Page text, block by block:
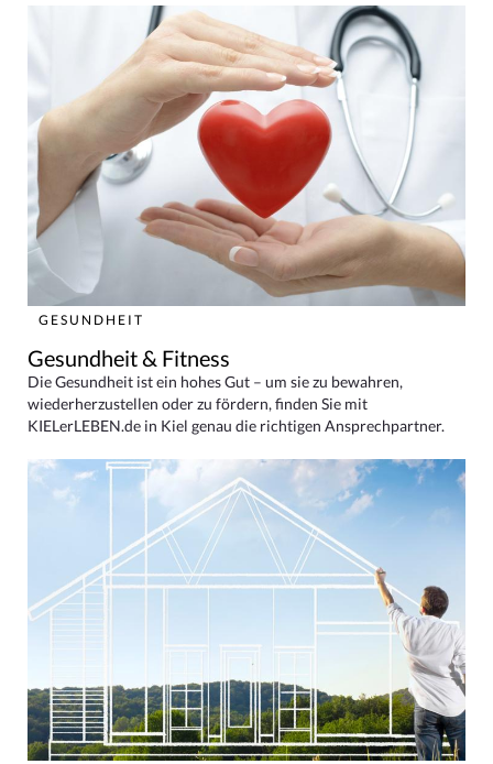
GESUNDHEIT
Gesundheit & Fitness
Die Gesundheit ist ein hohes Gut – um sie zu bewahren,
wiederherzustellen oder zu fördern, finden Sie mit
KIELerLEBEN.de in Kiel genau die richtigen Ansprechpartner.